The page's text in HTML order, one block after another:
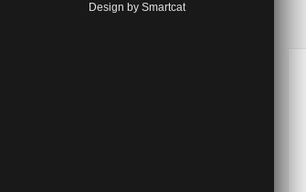
Design by Smartcat